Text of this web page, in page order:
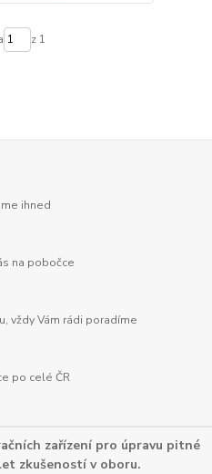
z 1
ihned
na pobočce
vždy Vám rádi poradíme
po celé ČR
zařízení pro úpravu pitné
zkušeností v oboru.